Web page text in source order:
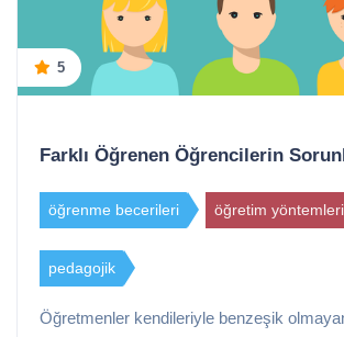
5
Farklı Öğrenen Öğrencilerin
öğrenme becerileri öğretim yöntemleri
pedagojik
Öğretmenler kendileriyle benzeşik